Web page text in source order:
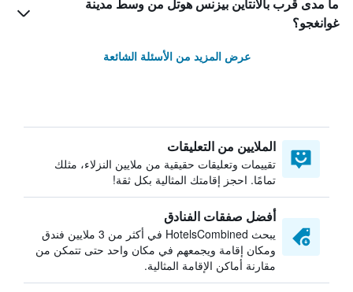
ما مدى قرب بالانتاين بيزنس هوتل من وسط مدينة
غوانغجو؟
عرض المزيد من الأسئلة الشائعة
الملايين من التعليقات
تقييمات وتعليقات حقيقية من ملايين النزلاء، مثلك
تمامًا. احجز إقامتك المثالية بكل ثقة!
أفضل صفقات الفنادق
يبحث HotelsCombined في أكثر من 3 ملايين فندق
ومكان إقامة ويجمعهم في مكان واحد حتى تتمكن من
مقارنة أماكن الإقامة المثالية.